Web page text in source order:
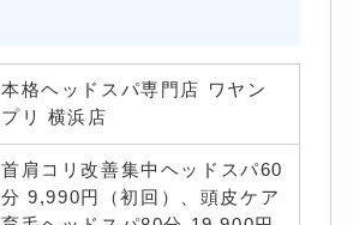
本格ヘッドスパ専門店 ワヤン
プリ 横浜店
首肩コリ改善集中ヘッドスパ60
分 9,990円（初回）、頭皮ケア